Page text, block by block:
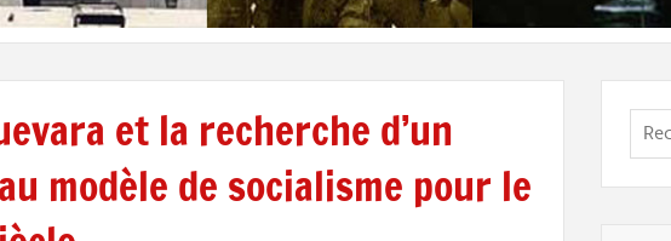
et la recherche d’un
modèle de socialisme pour le